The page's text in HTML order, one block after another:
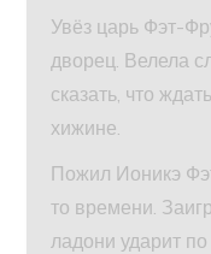
Увёз царь Фэт-
дворец. Велела
сказать, что
хижине.
Пожил Ионикэ
то вре­мени.
ладони ударит